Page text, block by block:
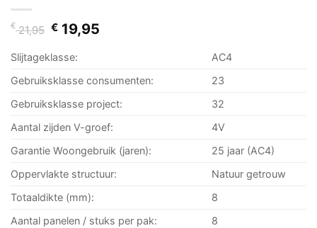
€21,95 Oorspronkelijke
prijs
was:
€19,95Huidige
Slijtageklasse:
AC4
Gebruiksklasse consumenten:
23
Gebruiksklasse project:
32
Aantal zijden V-groef:
4V
Garantie Woongebruik (jaren):
25 jaar (AC4)
Oppervlakte structuur:
Natuur getrouw
Totaaldikte (mm):
8
Aantal panelen / stuks per pak:
8